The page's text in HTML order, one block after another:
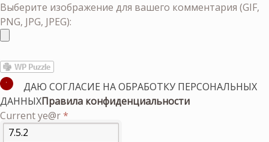
Выберите изображение для вашего комментария (GIF,
PNG, JPG, JPEG):
ДАЮ СОГЛАСИЕ НА ОБРАБОТКУ ПЕРСОНАЛЬНЫХ
ДАННЫХПравила конфиденциальности
Current ye@r*